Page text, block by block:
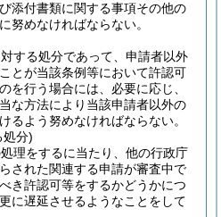
添付書類に関する事項その他の
努めなければならない。
する処分であって、申請者以外
とが当該条例等において許認可
を行う場合には、必要に応じ、
な方法により当該申請者以外の
るよう努めなければならない。
処分)
理をするに当たり、他の行政庁
された関連する申請が審査中で
き許認可等をするかどうかにつ
に遅延させるようなことをして